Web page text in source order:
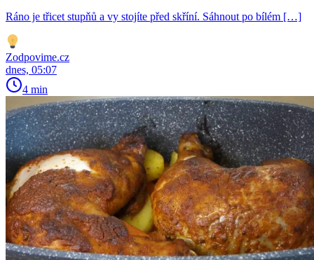
Ráno je třicet stupňů a vy stojíte před skříní. Sáhnout po bílém […]
Zodpovime.cz
dnes, 05:07
4 min